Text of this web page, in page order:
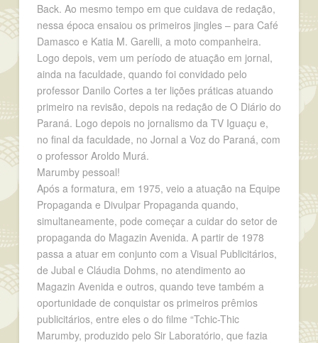
Back. Ao mesmo tempo em que cuidava de redação,
nessa época ensaiou os primeiros jingles – para Café
Damasco e Katia M. Garelli, a moto companheira.
Logo depois, vem um período de atuação em jornal,
ainda na faculdade, quando foi convidado pelo
professor Danilo Cortes a ter lições práticas atuando
primeiro na revisão, depois na redação de O Diário do
Paraná. Logo depois no jornalismo da TV Iguaçu e,
no final da faculdade, no Jornal a Voz do Paraná, com
o professor Aroldo Murá.
Marumby pessoal!
Após a formatura, em 1975, veio a atuação na Equipe
Propaganda e Divulpar Propaganda quando,
simultaneamente, pode começar a cuidar do setor de
propaganda do Magazin Avenida. A partir de 1978
passa a atuar em conjunto com a Visual Publicitários,
de Jubal e Cláudia Dohms, no atendimento ao
Magazin Avenida e outros, quando teve também a
oportunidade de conquistar os primeiros prêmios
publicitários, entre eles o do filme “Tchic-Thic
Marumby, produzido pelo Sir Laboratório, que fazia